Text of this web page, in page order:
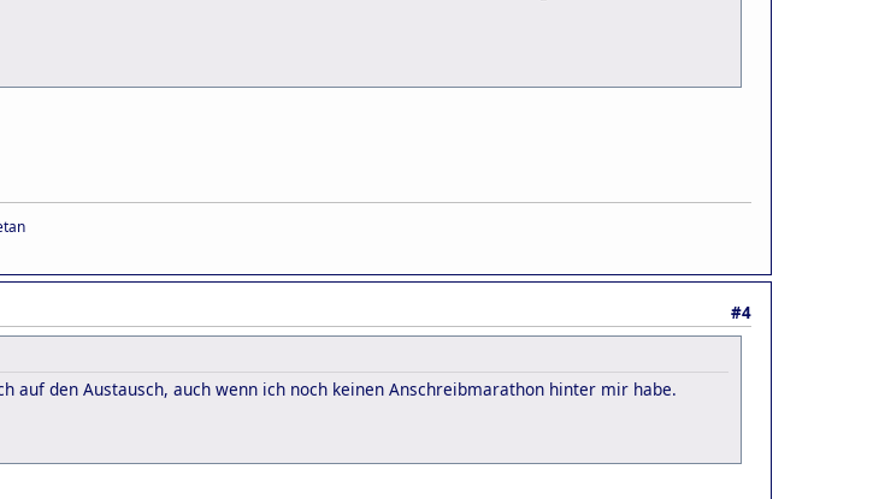
#4
auf den Austausch, auch wenn ich noch keinen Anschreibmarathon hinter mir habe.